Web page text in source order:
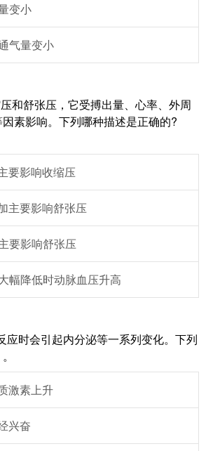
变小
气量变小
和舒张压，它受搏出量、心率、外周
素影响。下列哪种描述是正确的?
要影响收缩压
主要影响舒张压
要影响舒张压
幅降低时动脉血压升高
应时会引起内分泌等一系列变化。下列
激素上升
兴奋